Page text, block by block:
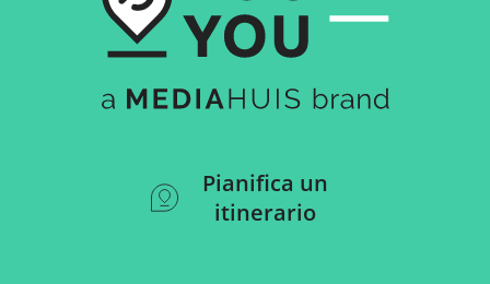
Pianifica un
itinerario